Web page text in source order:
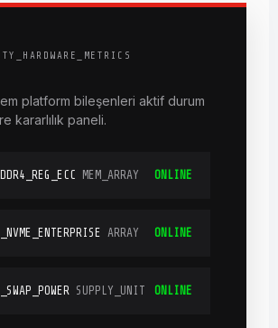
platform bileşenleri aktif durum
kararlılık paneli.
MEM_ARRAY ONLINE
ARRAY ONLINE
SUPPLY_UNIT ONLINE